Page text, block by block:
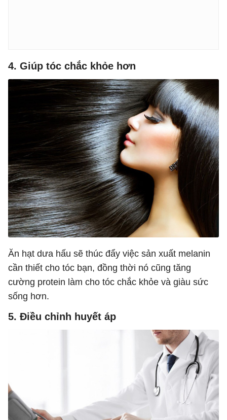
4. Giúp tóc chắc khỏe hơn
Ăn hạt dưa hấu sẽ thúc đẩy việc sản xuất melanin
cần thiết cho tóc bạn, đồng thời nó cũng tăng
cường protein làm cho tóc chắc khỏe và giàu sức
sống hơn.
5. Điều chỉnh huyết áp